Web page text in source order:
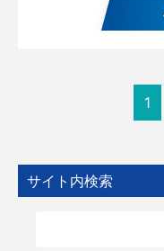
1
サイト内検索